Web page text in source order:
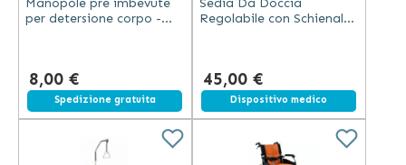
per detersione corpo -
8,00 €
Spedizione gratuita
Regolabile con Schienale
45,00 €
Spedizione gratuita
Dispositivo medico